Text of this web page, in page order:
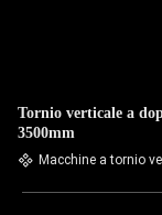
Tornio verticale a
3500mm
Macchine a tornio